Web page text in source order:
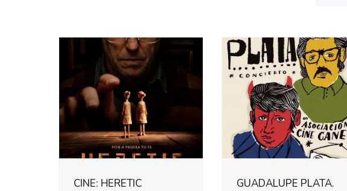
CINE: HERETIC
GUADALUPE PLATA.